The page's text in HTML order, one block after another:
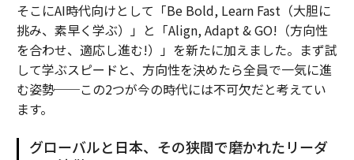
そこにAI時代向けとして「Be Bold, Learn Fast（大胆に
挑み、素早く学ぶ）」と「Align, Adapt & GO!（方向性
を合わせ、適応し進む!）」を新たに加えました。まず試
して学ぶスピードと、方向性を決めたら全員で一気に進
む姿勢──この2つが今の時代には不可欠だと考えてい
ます。
グローバルと日本、その狭間で磨かれたリーダ